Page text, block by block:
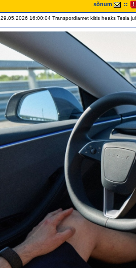
sõnum ::
29.05.2026 16:00:04 Transpordiamet kiitis heaks Tesla